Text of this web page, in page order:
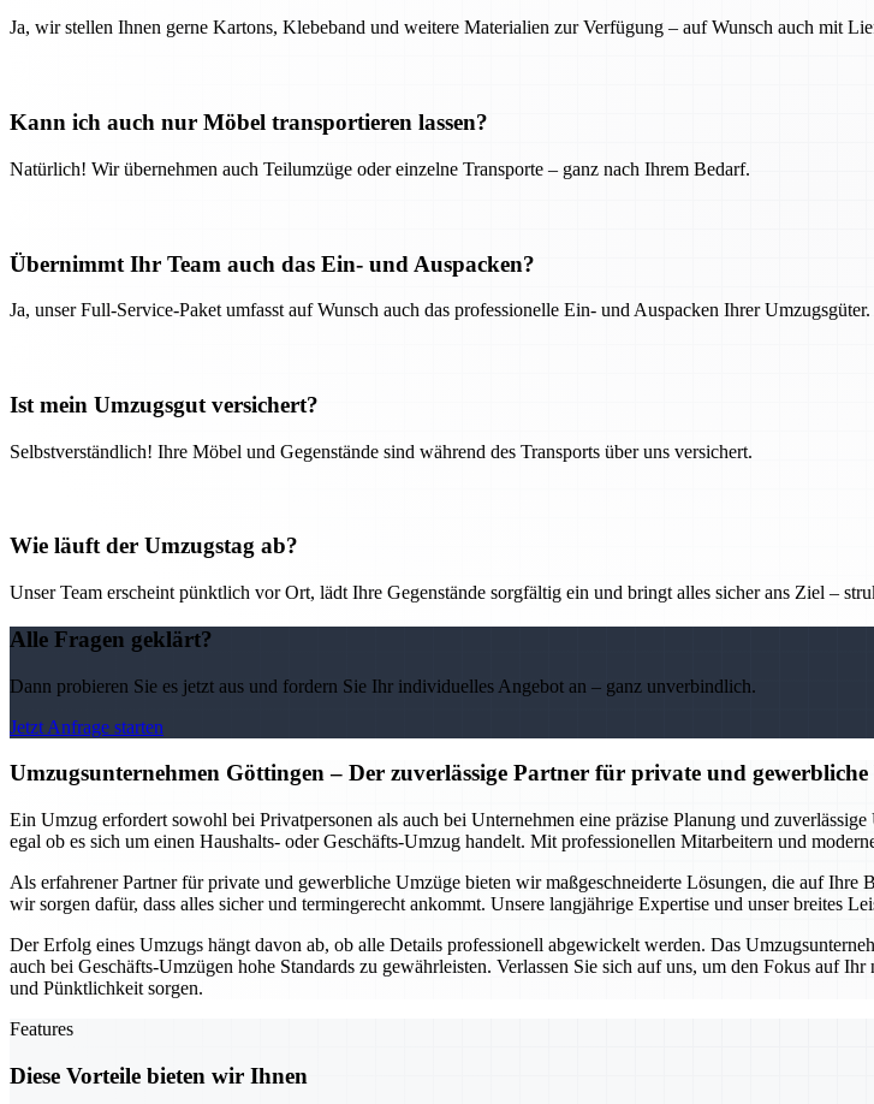
Ja, wir stellen Ihnen gerne Kartons, Klebeband und weitere Materialien zur Verfügung – auf Wunsch auch mit
Kann ich auch nur Möbel transportieren lassen?
Natürlich! Wir übernehmen auch Teilumzüge oder einzelne Transporte – ganz nach Ihrem Bedarf.
Übernimmt Ihr Team auch das Ein- und Auspacken?
Ja, unser Full-Service-Paket umfasst auf Wunsch auch das professionelle Ein- und Auspacken Ihrer Umzugsgüter.
Ist mein Umzugsgut versichert?
Selbstverständlich! Ihre Möbel und Gegenstände sind während des Transports über uns versichert.
Wie läuft der Umzugstag ab?
Unser Team erscheint pünktlich vor Ort, lädt Ihre Gegenstände sorgfältig ein und bringt alles sicher ans Ziel –
Alle Fragen geklärt?
Dann probieren Sie es jetzt aus und fordern Sie Ihr individuelles Angebot an – ganz unverbindlich.
Jetzt Anfrage starten
Umzugsunternehmen Göttingen – Der zuverlässige Partner für private und gewerbliche
Ein Umzug erfordert sowohl bei Privatpersonen als auch bei Unternehmen eine präzise Planung und
egal ob es sich um einen Haushalts- oder Geschäfts-Umzug handelt. Mit professionellen Mitarbeitern und
Als erfahrener Partner für private und gewerbliche Umzüge bieten wir maßgeschneiderte Lösungen, die auf
wir sorgen dafür, dass alles sicher und termingerecht ankommt. Unsere langjährige Expertise und unser breites
Der Erfolg eines Umzugs hängt davon ab, ob alle Details professionell abgewickelt werden. Das
auch bei Geschäfts-Umzügen hohe Standards zu gewährleisten. Verlassen Sie sich auf uns, um den Fokus auf
und Pünktlichkeit sorgen.
Features
Diese Vorteile bieten wir Ihnen